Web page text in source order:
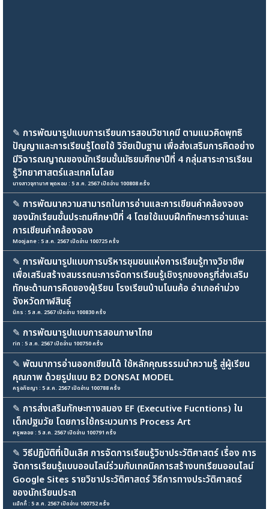
✎ การพัฒนารูปแบบการเรียนการสอนวิชาเคมี ตามแนวคิดพุทธิ
ปัญญาและการเรียนรู้โดยใช้ วิจัยเป็นฐาน เพื่อส่งเสริมการคิดอย่าง
มีวิจารณญาณของนักเรียนชั้นมัธยมศึกษาปีที่ 4 กลุ่มสาระการเรียน
รู้วิทยาศาสตร์และเทคโนโลย
นางสาวจุฑามาศ พุดหอม : 5 ส.ค. 2567 เปิดอ่าน 100808 ครั้ง
✎ การพัฒนาความสามารถในการอ่านและการเขียนคำคล้องจอง
ของนักเรียนชั้นประถมศึกษาปีที่ 4 โดยใช้แบบฝึกทักษะการอ่านและ
การเขียนคำคล้องจอง
Moojane : 5 ส.ค. 2567 เปิดอ่าน 100725 ครั้ง
✎ การพัฒนารูปแบบการบริหารชุมชนแห่งการเรียนรู้ทางวิชาชีพ
เพื่อเสริมสร้างสมรรถนะการจัดการเรียนรู้เชิงรุกของครูที่ส่งเสริม
ทักษะด้านการคิดของผู้เรียน โรงเรียนบ้านโนนค้อ อำเภอคำม่วง
จังหวัดกาฬสินธุ์
นิกร : 5 ส.ค. 2567 เปิดอ่าน 100830 ครั้ง
✎ การพัฒนารูปแบบการสอนภาษาไทย
rin : 5 ส.ค. 2567 เปิดอ่าน 100750 ครั้ง
✎ พัฒนาการอ่านออกเขียนได้ ใช้หลักคุณธรรมนำความรู้ สู่ผู้เรียน
คุณภาพ ด้วยรูปแบบ B2 DONSAI MODEL
ครูอภิชญา : 5 ส.ค. 2567 เปิดอ่าน 100788 ครั้ง
✎ การส่งเสริมทักษะทางสมอง EF (Executive Fucntions) ใน
เด็กปฐมวัย โดยการใช้กระบวนการ Process Art
ครูพลอย : 5 ส.ค. 2567 เปิดอ่าน 100791 ครั้ง
✎ วิธีปฏิบัติที่เป็นเลิศ การจัดการเรียนรู้วิชาประวัติศาสตร์ เรื่อง การ
จัดการเรียนรู้แบบออนไลน์ร่วมกับเทคนิคการสร้างบทเรียนออนไลน์
Google Sites รายวิชาประวัติศาสตร์ วิธีการทางประวัติศาสตร์
ของนักเรียนประถ
แม็กกี้ : 5 ส.ค. 2567 เปิดอ่าน 100752 ครั้ง